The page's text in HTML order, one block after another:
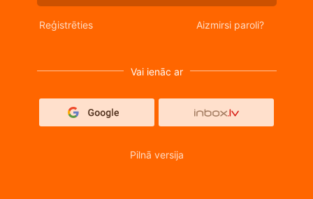
Reģistrēties Aizmirsi paroli?
Vai ienāc ar
Pilnā versija